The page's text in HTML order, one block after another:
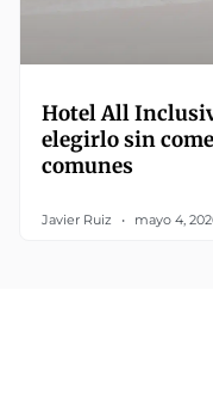
Hotel All
elegirlo sin
comunes
Javier Ruiz mayo 4,